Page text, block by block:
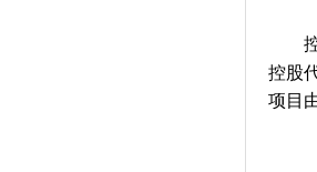
控
控股
项目